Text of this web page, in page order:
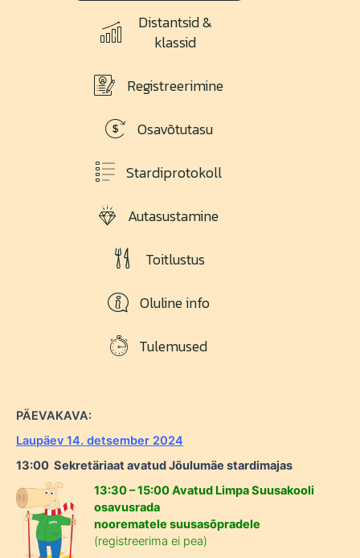
Distantsid &
klassid
Registreerimine
Osavõtutasu
Stardiprotokoll
Autasustamine
Toitlustus
Oluline info
Tulemused
PÄEVAKAVA:
Laupäev 14. detsember 2024
13:00 Sekretäriaat avatud Jõulumäe stardimajas
13:30 – 15:00 Avatud Limpa Suusakooli
osavusrada
noorematele suusasõpradele
(registreerima ei pea)